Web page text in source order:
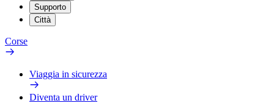
Supporto
Città
Corse
Viaggia in sicurezza
Diventa un driver